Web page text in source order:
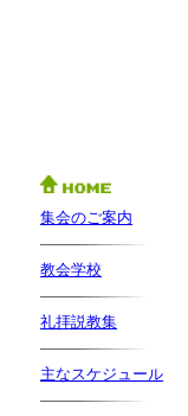
集会のご案内
教会学校
礼拝説教集
主なスケジュール